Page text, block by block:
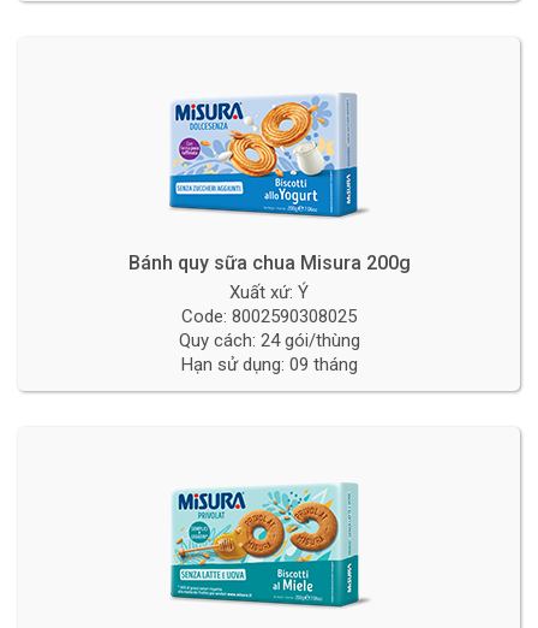
Bánh quy sữa chua Misura 200g
Xuất xứ: Ý
Code: 8002590308025
Quy cách: 24 gói/thùng
Hạn sử dụng: 09 tháng